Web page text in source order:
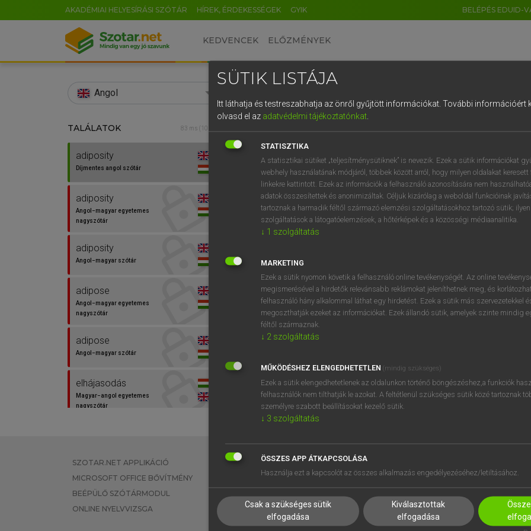
AKADÉMIAI HELYESÍRÁSI SZÓTÁR HÍREK, ÉRDEKESSÉGEK GYIK BELÉPÉS EDUID-
KEDVENCEK ELŐZMÉNYEK
Angol
TALÁLATOK 83 ms (10 db)
adiposity
Díjmentes angol szótár
adiposity
Angol−magyar egyetemes
nagyszótár
adiposity
Angol−magyar szótár
adipose
Angol−magyar egyetemes
nagyszótár
adipose
Angol−magyar szótár
elhájasodás
Magyar−angol egyetemes
nagyszótár
zsírszövet
Magyar−angol egyetemes
nagyszótár
Díjmentes angol szótár
adiposity fn elhízás
hájasság
⚲ adipositykeresése szótárainkban
SZOTAR.NET APPLIKÁCIÓ
MICROSOFT OFFICE BŐVÍTMÉNY
BEÉPÜLŐ SZÓTÁRMODUL
ONLINE NYELVVIZSGA
EGYÉNI FELHASZNÁLÓKNAK
TANULÓKNAK
VÁLLALATI MEGOLDÁSOK
SÚGÓ
RÓLUNK
SÜTI BEÁLLÍTÁSOK
SÜTIK LISTÁJA
Itt láthatja és testreszabhatja az önről gyűjtött információkat. További információért
olvasd el az adatvédelmi tájékoztatónkat.
STATISZTIKA
A statisztikai sütiket „teljesítménysütiknek” is nevezik. Ezek a sütik információkat
webhely használatának módjáról, többek között arról, hogy milyen oldalakat keresett
linkekre kattintott. Ezek az információk a felhasználó azonosítására nem
adatok összesítettek és anonimizáltak. Céljuk kizárólag a weboldal funkcióinak
tartoznak a harmadik féltől származó elemzési szolgáltatásokhoz tartozó sütik;
szolgáltatások a látogatóelemzések, a hőtérképek és a közösségi médiaanalitika.
↓ 1 szolgáltatás
MARKETING
Ezek a sütik nyomon követik a felhasználó online tevékenységét. Az online
megismerésével a hirdetők relevánsabb reklámokat jeleníthetnek meg, és
felhasználó hány alkalommal láthat egy hirdetést. Ezek a sütik más szervezetekkel
megoszthatják ezeket az információkat. Ezek állandó sütik, amelyek szinte mindig
féltől származnak.
↓ 2 szolgáltatás
MŰKÖDÉSHEZ ELENGEDHETETLEN (mindig szükséges)
Ezek a sütik elengedhetetlenek az oldalunkon történő böngészéshez,a funkciók
felhasználók nem tilthatják le azokat. A feltétlenül szükséges sütik közé tartoznak
személyre szabott beállításokat kezelő sütik.
↓ 3 szolgáltatás
ÖSSZES APP ÁTKAPCSOLÁSA
Használja ezt a kapcsolót az összes alkalmazás engedélyezéséhez/letiltásához.
Csak a szükséges sütik
elfogadása
Kiválasztottak
elfogadása
EN HU DE CN FR ES IT NL
0 1 2 3 4 5 6 7 8 9
q w e r t z u i
a s d f g h j k l é
í y x c v b n m , .